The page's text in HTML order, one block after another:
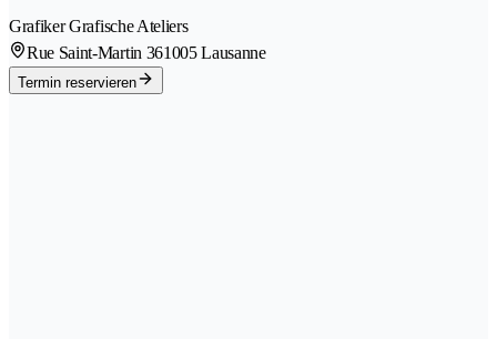
Grafiker Grafische Ateliers
Rue Saint-Martin 361005 Lausanne
Termin reservieren